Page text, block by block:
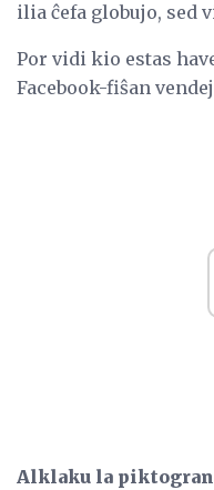
ilia ĉefa globujo, sed
Por vidi kio estas
Facebook-fiŝan
Alklaku la